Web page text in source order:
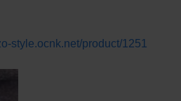
style.ocnk.net/product/1251